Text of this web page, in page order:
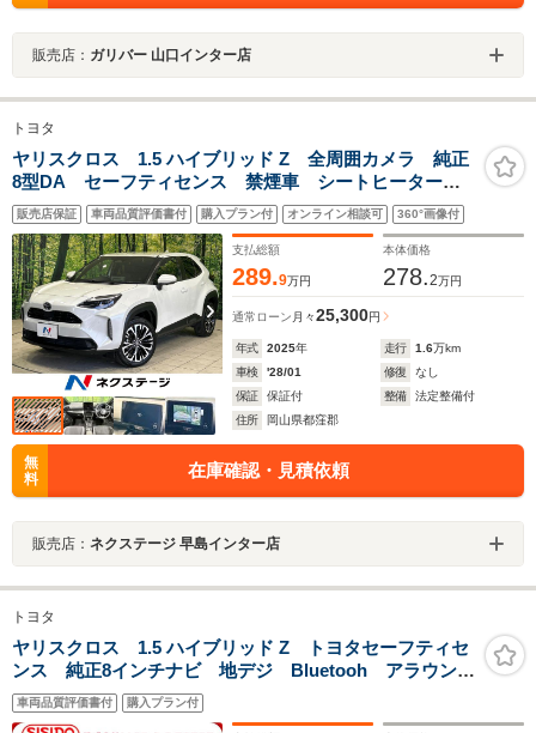
販売店： ガリバー 山口インター店
トヨタ
ヤリスクロス 1.5 ハイブリッド Z 全周囲カメラ 純正
8型DA セーフティセンス 禁煙車 シートヒーター
ブラインドスポット Bluetooth ETC LEDヘッドラン
プ 純正18インチアルミ パワーシート ハーフレザー
シート
販売店保証 車両品質評価書付 購入プラン付 オンライン相談可 360°画像付
支払総額
289.9万円
本体価格
278.2万円
通常ローン 月々25,300円
年式 2025年 走行 1.6万km
車検
'28/01 修復
なし
保証
保証付 整備
法定整備付
住所
岡山県都窪郡
無
料
在庫確認・見積依頼
販売店： ネクステージ 早島インター店
トヨタ
ヤリスクロス 1.5 ハイブリッド Z トヨタセーフティセ
ンス 純正8インチナビ 地デジ Bluetooh アラウンド
モニター ハーフレザーシート シートヒーター LED
ライト フォグランプ アダプティブクルーズコントロ
車両品質評価書付 購入プラン付